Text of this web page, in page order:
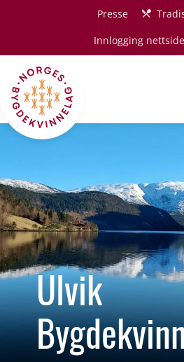
Hopp til hovedinnholdPresse
Innlogging nettside
Ulvik